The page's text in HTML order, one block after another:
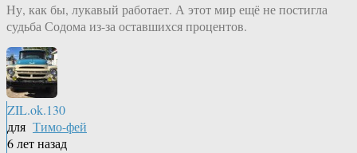
Ну, как бы, лукавый работает. А этот мир ещё не постигла
судьба Содома из-за оставшихся процентов.
ZIL.ok.130
для Тимо-фей
6 лет назад